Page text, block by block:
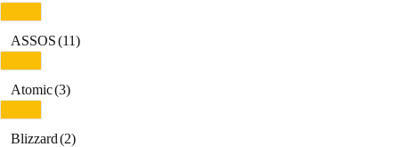
ASSOS(11)
Atomic(3)
Blizzard(2)